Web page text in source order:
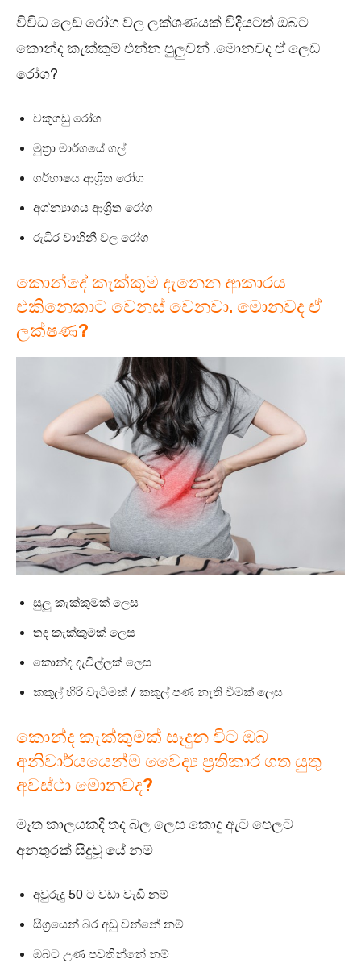
විවිධ ලෙඩ රෝග වල ලක්ශණයක් විදියටත් ඔබට
කොන්ද කැක්කුම් එන්න පුලුවන් .මොනවද ඒ ලෙඩ
රෝග?
වකුගඩු රෝග
මුත්‍රා මාර්ගයේ ගල්
ගර්භාෂය ආශ්‍රිත රෝග
අග්න්‍යාශය ආශ්‍රිත රෝග
රුධිර වාහිනී වල රෝග
කොන්දේ කැක්කුම දැනෙන ආකාරය
එකිනෙකාට වෙනස් වෙනවා. මොනවද ඒ
ලක්ෂණ?
සුලු කැක්කුමක් ලෙස
තද කැක්කුමක් ලෙස
කොන්ද දැවිල්ලක් ලෙස
කකුල් හිරි වැටීමක් / කකුල් පණ නැති වීමක් ලෙස
කොන්ද කැක්කුමක් සෑදුන විට ඔබ
අනිවාර්යයෙන්ම වෛද්‍ය ප්‍රතිකාර ගත යුතු
අවස්ථා මොනවද?
මෑත කාලයකදි තද බල ලෙස කොදු ඇට පෙලට
අනතුරක් සිදුවූ යේ නම්
අවුරුදු 50 ට වඩා වැඩි නම්
සීග්‍රයෙන් බර අඩු වන්නේ නම්
ඔබට උණ පවතින්නේ නම්